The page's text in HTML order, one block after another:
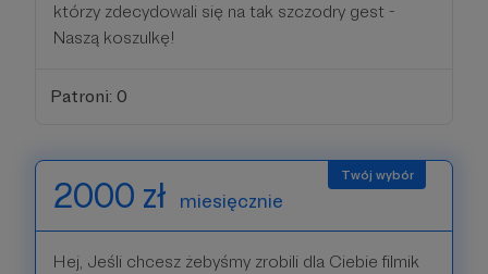
którzy zdecydowali się na tak szczodry gest -
Naszą koszulkę!
Patroni: 0
2000 zł miesięcznie
Hej, Jeśli chcesz żebyśmy zrobili dla Ciebie filmik